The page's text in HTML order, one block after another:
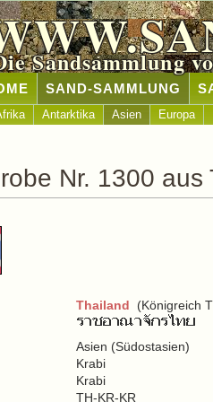
Sandsammlung
SAND-SAMMLUNG
Antarktika Asien Europa
Nr. 1300 aus
Thailand (Königreich
Asien (Südostasien)
Krabi
Krabi
TH-KR-KR